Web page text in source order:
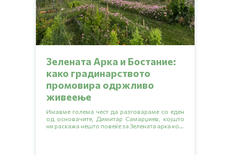
Зелената Арка и Бостание:
како градинарството
промовира одржливо
живеење
Имавме голема чест да разговараме со еден
од основачите, Димитар Самарџиев, којшто
ни раскажа нешто повеќе за Зелената арка која